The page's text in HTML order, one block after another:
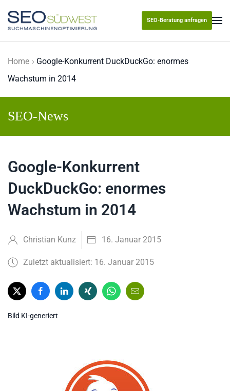
Skip to main content
SEO-Beratung anfragen
Home
Google-Konkurrent DuckDuckGo: enormes
Wachstum in 2014
SEO-News
Google-Konkurrent
DuckDuckGo: enormes
Wachstum in 2014
Christian Kunz 16. Januar 2015
Zuletzt aktualisiert: 16. Januar 2015
Bild KI-generiert